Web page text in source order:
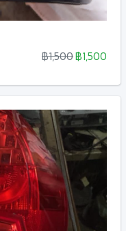
฿1,500฿1,500